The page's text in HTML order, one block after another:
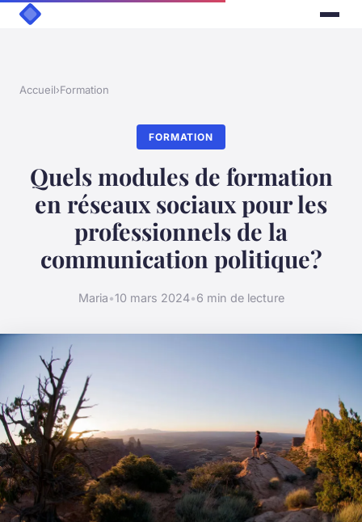
Accueil›Formation
FORMATION
Quels modules de formation
en réseaux sociaux pour les
professionnels de la
communication politique?
Maria•10 mars 2024•6 min de lecture